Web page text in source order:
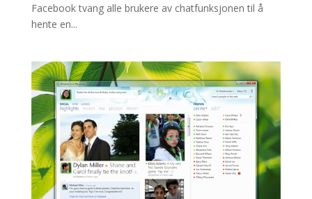
Facebook tvang alle brukere av chatfunksjonen til å
hente en...